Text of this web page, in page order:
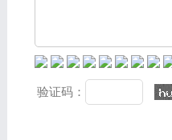
验证码：